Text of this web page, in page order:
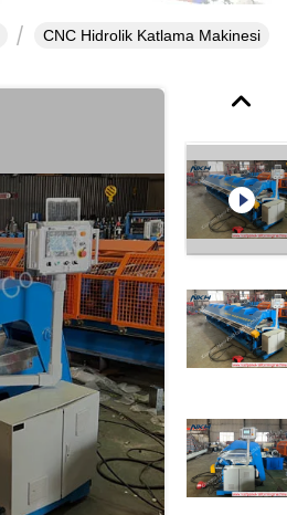
CNC Hidrolik Katlama Makinesi